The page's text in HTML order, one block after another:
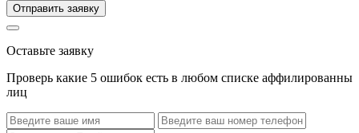
Отправить заявку
Оставьте заявку
Проверь какие 5 ошибок есть в любом списке аффилированны
лиц